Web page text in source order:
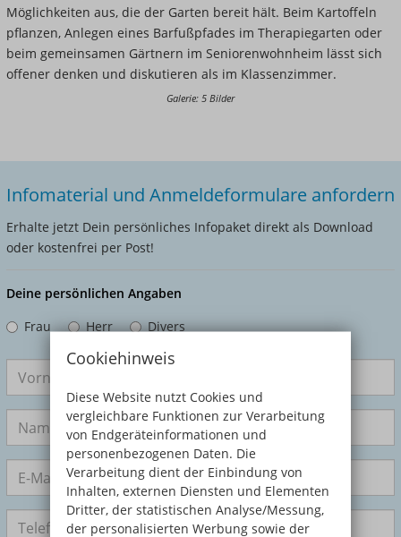
Cookiehinweis
Diese Website nutzt Cookies und
vergleichbare Funktionen zur Verarbeitung
von Endgeräteinformationen und
personenbezogenen Daten. Die
Verarbeitung dient der Einbindung von
Inhalten, externen Diensten und Elementen
Dritter, der statistischen Analyse/Messung,
der personalisierten Werbung sowie der
Möglichkeiten aus, die der Garten bereit hält. Beim Kartoffeln
pflanzen, Anlegen eines Barfußpfades im Therapiegarten oder
beim gemeinsamen Gärtnern im Seniorenwohnheim lässt sich
offener denken und diskutieren als im Klassenzimmer.
Galerie: 5 Bilder
Infomaterial und Anmeldeformulare anfordern
Erhalte jetzt Dein persönliches Infopaket direkt als Download
oder kostenfrei per Post!
Deine persönlichen Angaben
Frau
Herr Divers